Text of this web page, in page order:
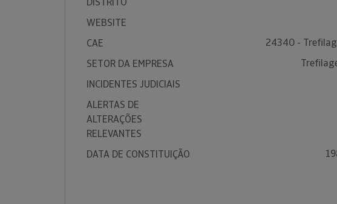
WEBSITE
CAE
24340 -
SETOR DA EMPRESA
INCIDENTES JUDICIAIS
ALERTAS DE
ALTERAÇÕES
RELEVANTES
DATA DE CONSTITUIÇÃO